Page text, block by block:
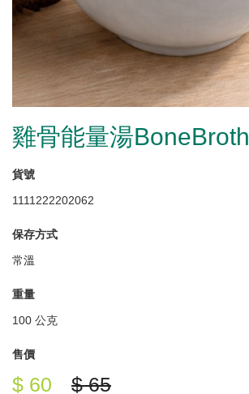
雞骨能量湯BoneBroth
貨號
1111222202062
保存方式
常溫
重量
100 公克
售價
$ 60 $ 65